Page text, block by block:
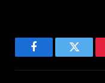
FacebookTwitter